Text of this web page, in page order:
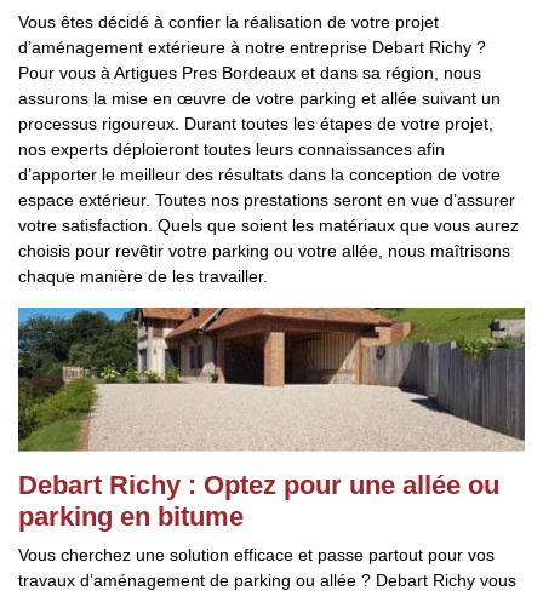
Vous êtes décidé à confier la réalisation de votre projet
d’aménagement extérieure à notre entreprise Debart Richy ?
Pour vous à Artigues Pres Bordeaux et dans sa région, nous
assurons la mise en œuvre de votre parking et allée suivant un
processus rigoureux. Durant toutes les étapes de votre projet,
nos experts déploieront toutes leurs connaissances afin
d’apporter le meilleur des résultats dans la conception de votre
espace extérieur. Toutes nos prestations seront en vue d’assurer
votre satisfaction. Quels que soient les matériaux que vous aurez
choisis pour revêtir votre parking ou votre allée, nous maîtrisons
chaque manière de les travailler.
Debart Richy : Optez pour une allée ou
parking en bitume
Vous cherchez une solution efficace et passe partout pour vos
travaux d’aménagement de parking ou allée ? Debart Richy vous